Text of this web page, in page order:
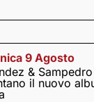
9 Agosto
& Sampedro
il nuovo